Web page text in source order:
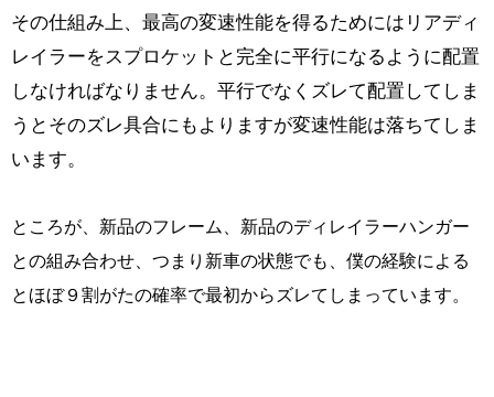
その仕組み上、最高の変速性能を得るためにはリアディ
レイラーをスプロケットと完全に平行になるように配置
しなければなりません。平行でなくズレて配置してしま
うとそのズレ具合にもよりますが変速性能は落ちてしま
います。
ところが、新品のフレーム、新品のディレイラーハンガー
との組み合わせ、つまり新車の状態でも、僕の経験による
とほぼ９割がたの確率で最初からズレてしまっています。